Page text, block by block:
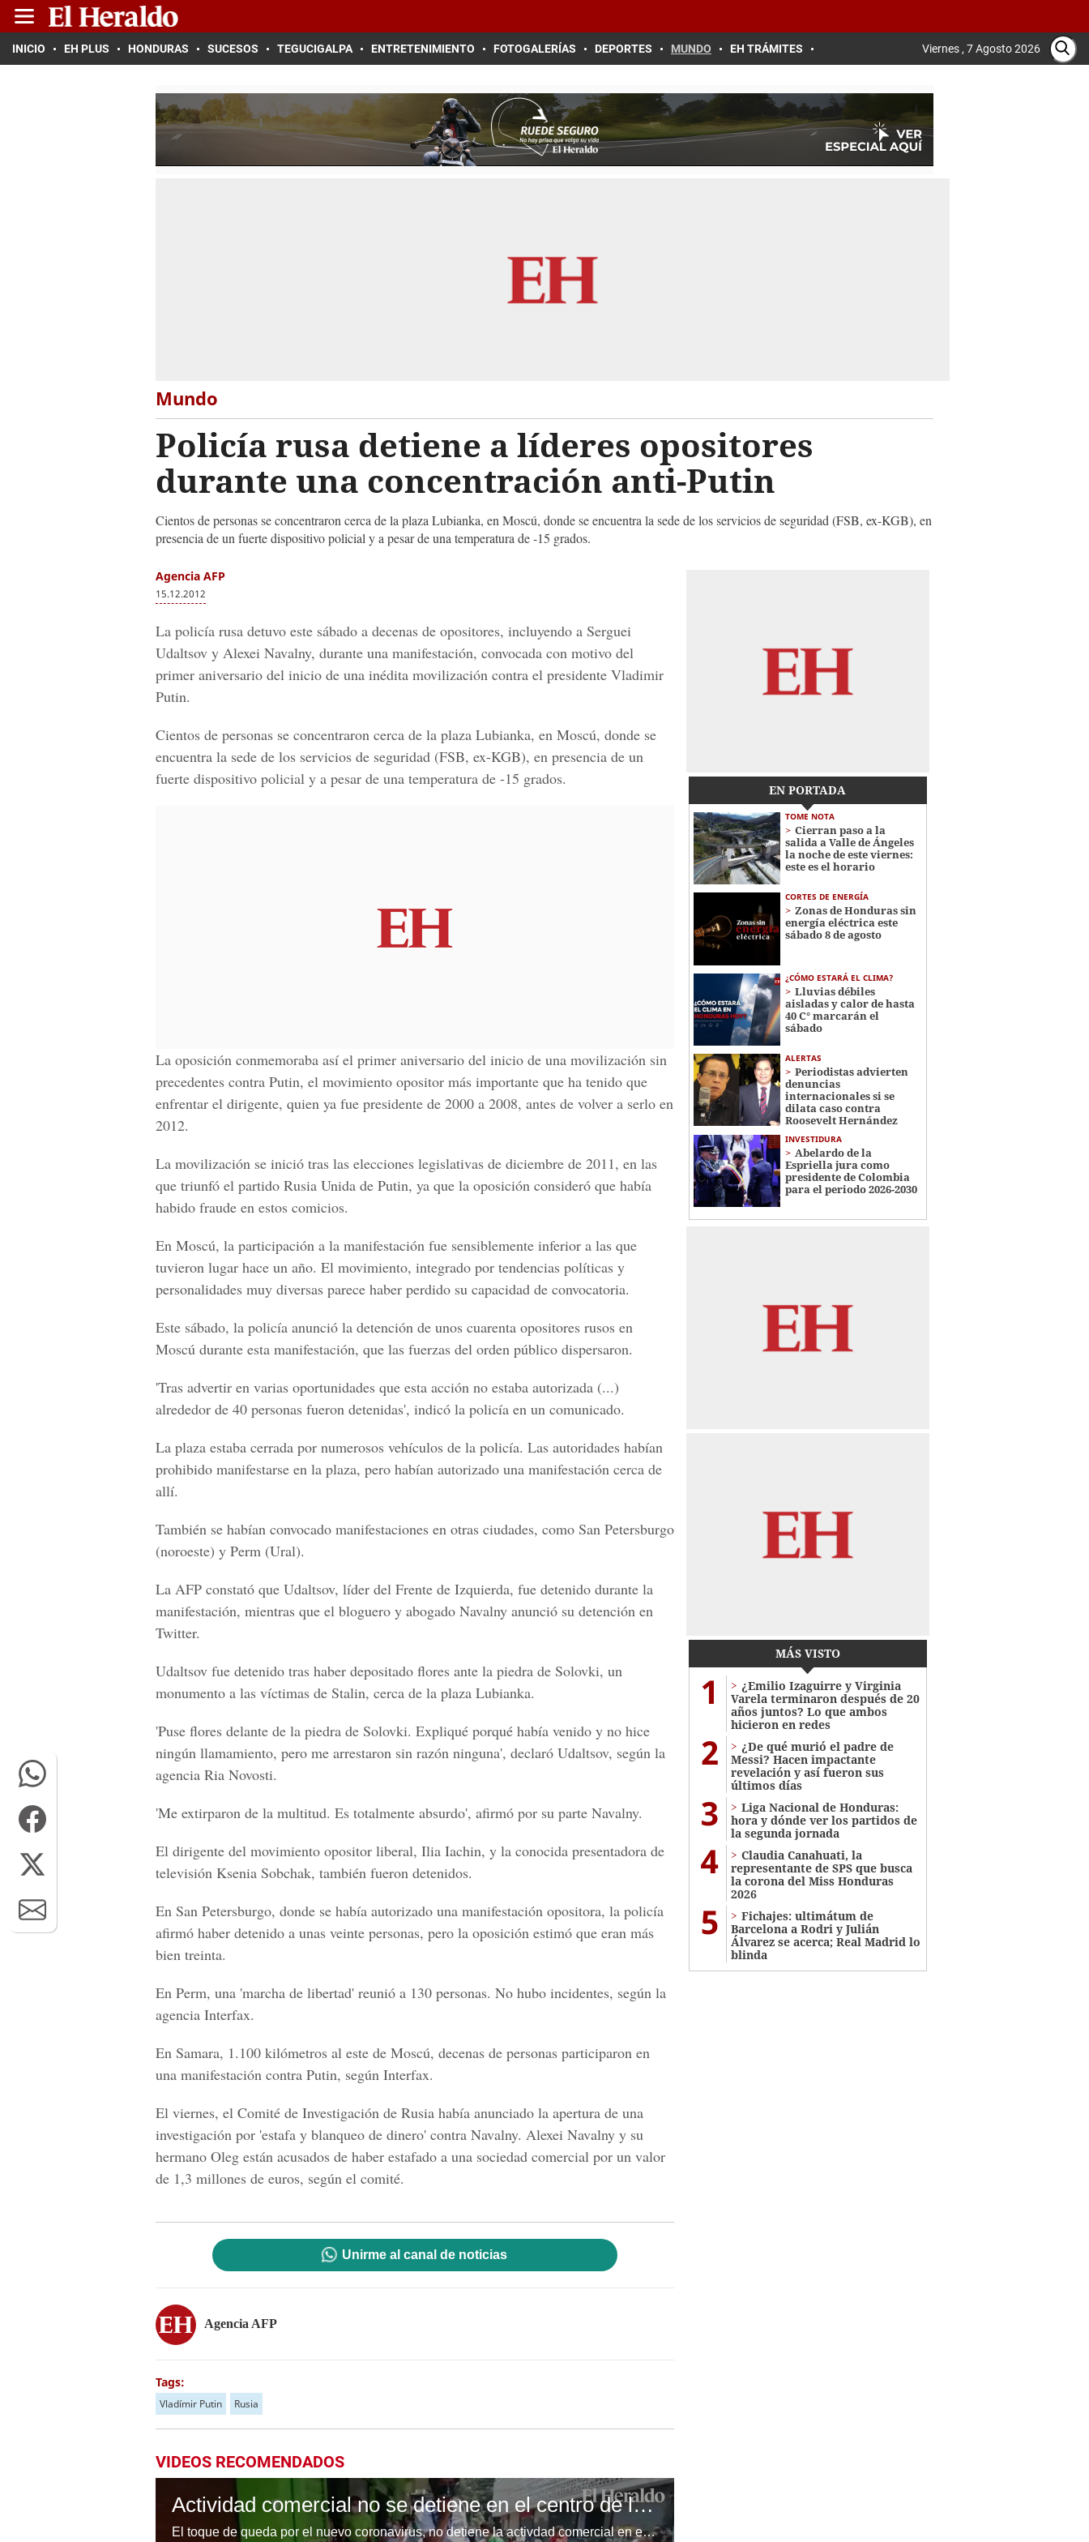
INICIO EH PLUS HONDURAS SUCESOS TEGUCIGALPA ENTRETENIMIENTO FOTOGALERÍAS DEPORTES MUNDO EH TRÁMITES Viernes , 7 Agosto 2026
Mundo
Policía rusa detiene a líderes opositores
durante una concentración anti-Putin
Cientos de personas se concentraron cerca de la plaza Lubianka, en Moscú, donde se encuentra la sede de los servicios de seguridad (FSB, ex-KGB), en
presencia de un fuerte dispositivo policial y a pesar de una temperatura de -15 grados.
Agencia AFP
15.12.2012
La policía rusa detuvo este sábado a decenas de opositores, incluyendo a Serguei
Udaltsov y Alexei Navalny, durante una manifestación, convocada con motivo del
primer aniversario del inicio de una inédita movilización contra el presidente Vladimir
Putin.
Cientos de personas se concentraron cerca de la plaza Lubianka, en Moscú, donde se
encuentra la sede de los servicios de seguridad (FSB, ex-KGB), en presencia de un
fuerte dispositivo policial y a pesar de una temperatura de -15 grados.
La oposición conmemoraba así el primer aniversario del inicio de una movilización sin
precedentes contra Putin, el movimiento opositor más importante que ha tenido que
enfrentar el dirigente, quien ya fue presidente de 2000 a 2008, antes de volver a serlo en
2012.
La movilización se inició tras las elecciones legislativas de diciembre de 2011, en las
que triunfó el partido Rusia Unida de Putin, ya que la oposición consideró que había
habido fraude en estos comicios.
En Moscú, la participación a la manifestación fue sensiblemente inferior a las que
tuvieron lugar hace un año. El movimiento, integrado por tendencias políticas y
personalidades muy diversas parece haber perdido su capacidad de convocatoria.
Este sábado, la policía anunció la detención de unos cuarenta opositores rusos en
Moscú durante esta manifestación, que las fuerzas del orden público dispersaron.
'Tras advertir en varias oportunidades que esta acción no estaba autorizada (...)
alrededor de 40 personas fueron detenidas', indicó la policía en un comunicado.
La plaza estaba cerrada por numerosos vehículos de la policía. Las autoridades habían
prohibido manifestarse en la plaza, pero habían autorizado una manifestación cerca de
allí.
También se habían convocado manifestaciones en otras ciudades, como San Petersburgo
(noroeste) y Perm (Ural).
La AFP constató que Udaltsov, líder del Frente de Izquierda, fue detenido durante la
manifestación, mientras que el bloguero y abogado Navalny anunció su detención en
Twitter.
Udaltsov fue detenido tras haber depositado flores ante la piedra de Solovki, un
monumento a las víctimas de Stalin, cerca de la plaza Lubianka.
'Puse flores delante de la piedra de Solovki. Expliqué porqué había venido y no hice
ningún llamamiento, pero me arrestaron sin razón ninguna', declaró Udaltsov, según la
agencia Ria Novosti.
'Me extirparon de la multitud. Es totalmente absurdo', afirmó por su parte Navalny.
El dirigente del movimiento opositor liberal, Ilia Iachin, y la conocida presentadora de
televisión Ksenia Sobchak, también fueron detenidos.
En San Petersburgo, donde se había autorizado una manifestación opositora, la policía
afirmó haber detenido a unas veinte personas, pero la oposición estimó que eran más
bien treinta.
En Perm, una 'marcha de libertad' reunió a 130 personas. No hubo incidentes, según la
agencia Interfax.
En Samara, 1.100 kilómetros al este de Moscú, decenas de personas participaron en
una manifestación contra Putin, según Interfax.
El viernes, el Comité de Investigación de Rusia había anunciado la apertura de una
investigación por 'estafa y blanqueo de dinero' contra Navalny. Alexei Navalny y su
hermano Oleg están acusados de haber estafado a una sociedad comercial por un valor
de 1,3 millones de euros, según el comité.
Unirme al canal de noticias
Agencia AFP
Tags:
Vladímir Putin Rusia
VIDEOS RECOMENDADOS
Actividad comercial no se detiene en el centro de la capital
El toque de queda por el nuevo coronavirus, no detiene la activdad comercial en el centro de la capital.
EN PORTADA
TOME NOTA
Cierran paso a la
salida a Valle de Ángeles
la noche de este viernes:
este es el horario
CORTES DE ENERGÍA
Zonas de Honduras sin
energía eléctrica este
sábado 8 de agosto
¿CÓMO ESTARÁ EL CLIMA?
Lluvias débiles
aisladas y calor de hasta
40 C° marcarán el
sábado
ALERTAS
Periodistas advierten
denuncias
internacionales si se
dilata caso contra
Roosevelt Hernández
INVESTIDURA
Abelardo de la
Espriella jura como
presidente de Colombia
para el periodo 2026-2030
MÁS VISTO
1
¿Emilio Izaguirre y Virginia
Varela terminaron después de 20
años juntos? Lo que ambos
hicieron en redes
2
¿De qué murió el padre de
Messi? Hacen impactante
revelación y así fueron sus
últimos días
3
Liga Nacional de Honduras:
hora y dónde ver los partidos de
la segunda jornada
4
Claudia Canahuati, la
representante de SPS que busca
la corona del Miss Honduras
2026
5
Fichajes: ultimátum de
Barcelona a Rodri y Julián
Álvarez se acerca; Real Madrid lo
blinda